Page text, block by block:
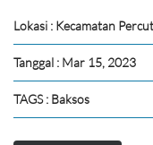
Lokasi : Kecamatan
Tanggal : Mar 15, 2023
TAGS : Baksos